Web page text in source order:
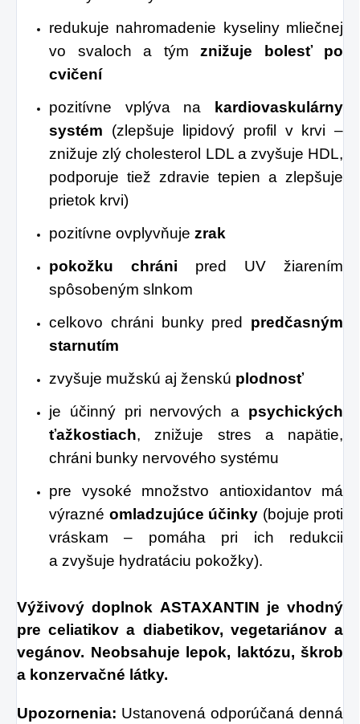
redukuje nahromadenie kyseliny mliečnej
vo svaloch a tým znižuje bolesť po
cvičení
pozitívne vplýva na kardiovaskulárny
systém (zlepšuje lipidový profil v krvi –
znižuje zlý cholesterol LDL a zvyšuje HDL,
podporuje tiež zdravie tepien a zlepšuje
prietok krvi)
pozitívne ovplyvňuje zrak
pokožku chráni pred UV žiarením
spôsobeným slnkom
celkovo chráni bunky pred predčasným
starnutím
zvyšuje mužskú aj ženskú plodnosť
je účinný pri nervových a psychických
ťažkostiach, znižuje stres a napätie,
chráni bunky nervového systému
pre vysoké množstvo antioxidantov má
výrazné omladzujúce účinky (bojuje proti
vráskam – pomáha pri ich redukcii
a zvyšuje hydratáciu pokožky).
Výživový doplnok ASTAXANTIN je vhodný
pre celiatikov a diabetikov, vegetariánov a
vegánov. Neobsahuje lepok, laktózu, škrob
a konzervačné látky.
Upozornenia: Ustanovená odporúčaná denná